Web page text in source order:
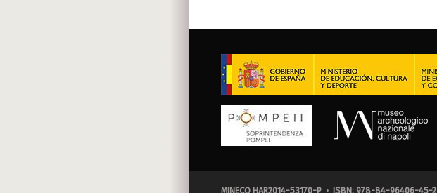
MINECO HAR2014-53170-P • ISBN: 978-84-96406-45-2